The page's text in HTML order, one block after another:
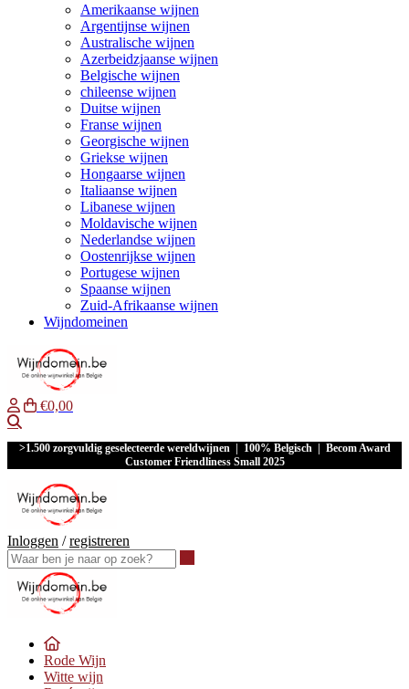
Amerikaanse wijnen
Argentijnse wijnen
Australische wijnen
Azerbeidzjaanse wijnen
Belgische wijnen
chileense wijnen
Duitse wijnen
Franse wijnen
Georgische wijnen
Griekse wijnen
Hongaarse wijnen
Italiaanse wijnen
Libanese wijnen
Moldavische wijnen
Nederlandse wijnen
Oostenrijkse wijnen
Portugese wijnen
Spaanse wijnen
Zuid-Afrikaanse wijnen
Wijndomeinen
€0,00
>1.500 zorgvuldig geselecteerde wereldwijnen | 100% Belgisch | Becom Award
Customer Friendliness Small 2025
Inloggen /registreren
Rode Wijn
Witte wijn